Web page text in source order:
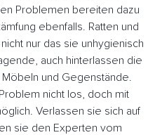
Problemen bereiten dazu
ebenfalls. Ratten und
nur das sie unhygienisch
auch hinterlassen die
und Gegenstände.
nicht los, doch mit
Verlassen sie sich auf
sie den Experten vom